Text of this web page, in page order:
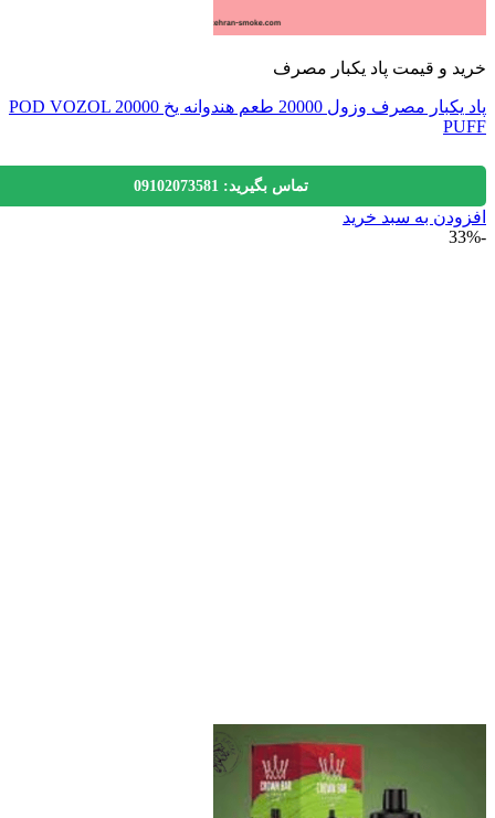
و قیمت پاد یکبار مصرف
پاد یکبار مصرف وزول 20000 طعم هندوانه یخ POD VOZOL 20000
تماس بگیرید: 09102073581
به سبد خرید